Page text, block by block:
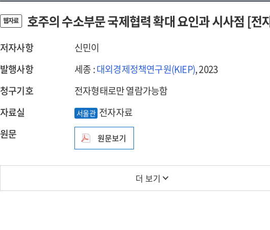
웹자료 호주의 수소부문 국제협력 확대 요인과 시사점 [전
저자사항
신민이
발행사항
세종 :대외경제정책연구원(KIEP), 2023
청구기호
전자형태로만 열람가능함
자료실
서울관 전자자료
원문
원문보기
더 보기